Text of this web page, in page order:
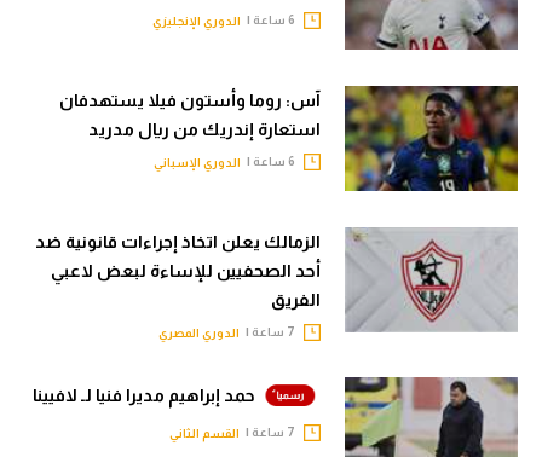
الدوري الإنجليزي
آس: روما وأستون فيلا يستهدفان
استعارة إندريك من ريال مدريد
الدوري الإسباني
الزمالك يعلن اتخاذ إجراءات قانونية ضد
أحد الصحفيين للإساءة لبعض لاعبي
الفريق
الدوري المصري
حمد إبراهيم مديرا فنيا لـ لافيينا
القسم الثاني